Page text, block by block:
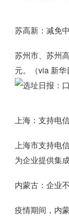
苏高新：减免
苏州市、苏州
元。（via 新华
上海：支持电
上海市支持电
为企业提供集
内蒙古：企业
疫情期间，内